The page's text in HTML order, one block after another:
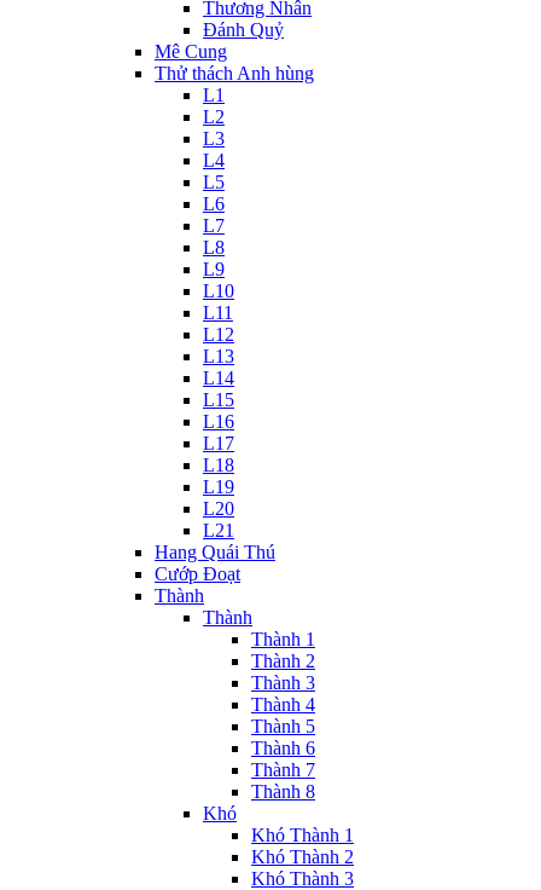
Thương Nhân
Đánh Quỷ
Mê Cung
Thử thách Anh hùng
L1
L2
L3
L4
L5
L6
L7
L8
L9
L10
L11
L12
L13
L14
L15
L16
L17
L18
L19
L20
L21
Hang Quái Thú
Cướp Đoạt
Thành
Thành
Thành 1
Thành 2
Thành 3
Thành 4
Thành 5
Thành 6
Thành 7
Thành 8
Khó
Khó Thành 1
Khó Thành 2
Khó Thành 3